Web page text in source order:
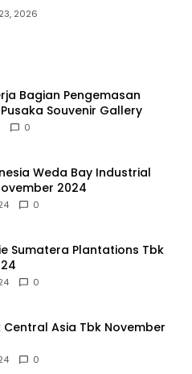
2026
Bagian Pengemasan
Souvenir Gallery
0
Weda Bay Industrial
2024
0
Sumatera Plantations Tbk
0
Central Asia Tbk November
0